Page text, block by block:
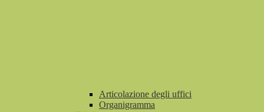
Articolazione degli uffici
Organigramma